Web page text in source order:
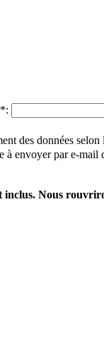
*:
des données
à envoyer par e-
inclus. Nous